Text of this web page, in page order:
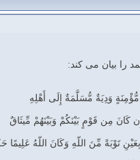
را بیان می کند:
وَدِيَةٌ مُّسَلَّمَةٌ إِلَى أَهْلِهِ
كَانَ مِن قَوْمٍ بَيْنَكُمْ وَبَيْنَهُمْ مِّيثَاقٌ
مِّنَ اللّهِ وَكَانَ اللّهُ عَلِيمًا